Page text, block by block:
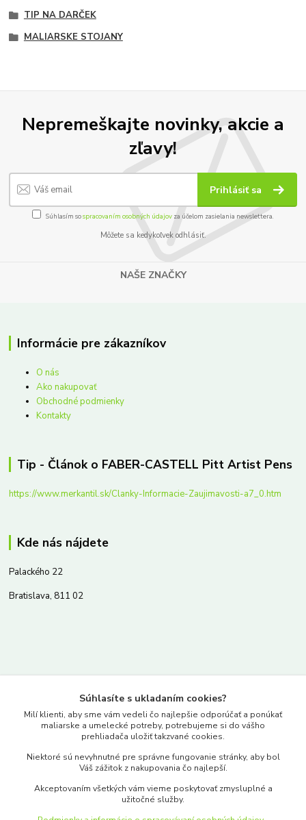
TIP NA DARČEK
MALIARSKE STOJANY
Nepremeškajte novinky, akcie a
zľavy!
Prihlásiť sa
Súhlasím sospracovaním osobných údajov za účelom zasielania newslettera.
Môžete sa kedykoľvek odhlásiť.
NAŠE ZNAČKY
Informácie pre zákazníkov
O nás
Ako nakupovať
Obchodné podmienky
Kontakty
Tip - Článok o FABER-CASTELL Pitt Artist Pens
https://www.merkantil.sk/Clanky-Informacie-Zaujimavosti-a7_0.htm
Kde nás nájdete
Palackého 22
Bratislava, 811 02
www.merkantil.sk
Pondelok-Piatok: 9.00-17.00hod.
objednavky@merkantil-obchod.sk
Súhlasíte s ukladaním cookies?
Milí klienti, aby sme vám vedeli čo najlepšie odporúčať a ponúkať
maliarske a umelecké potreby, potrebujeme si do vášho
prehliadača uložiť takzvané cookies.
Niektoré sú nevyhnutné pre správne fungovanie stránky, aby bol
Váš zážitok z nakupovania čo najlepší.
Akceptovaním všetkých vám vieme poskytovať zmysluplné a
užitočné služby.